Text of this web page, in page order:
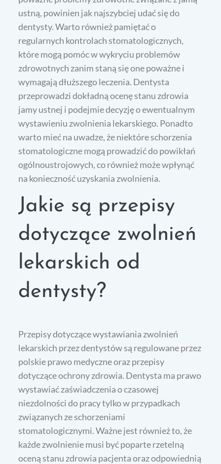
ustną, powinien jak najszybciej udać się do
dentysty. Warto również pamiętać o
regularnych kontrolach stomatologicznych,
które mogą pomóc w wykryciu problemów
zdrowotnych zanim staną się one poważne i
wymagają dłuższego leczenia. Dentysta
przeprowadzi dokładną ocenę stanu zdrowia
jamy ustnej i podejmie decyzję o ewentualnym
wystawieniu zwolnienia lekarskiego. Ponadto
warto mieć na uwadze, że niektóre schorzenia
stomatologiczne mogą prowadzić do powikłań
ogólnoustrojowych, co również może wpłynąć
na konieczność uzyskania zwolnienia.
Jakie są przepisy
dotyczące zwolnień
lekarskich od
dentysty?
Przepisy dotyczące wystawiania zwolnień
lekarskich przez dentystów są regulowane przez
polskie prawo medyczne oraz przepisy
dotyczące ochrony zdrowia. Dentysta ma prawo
wystawiać zaświadczenia o czasowej
niezdolności do pracy tylko w przypadkach
związanych ze schorzeniami
stomatologicznymi. Ważne jest również to, że
każde zwolnienie musi być poparte rzetelną
oceną stanu zdrowia pacjenta oraz odpowiednią